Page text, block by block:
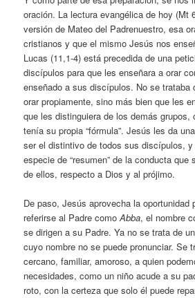
oración. La lectura evangélica de hoy (Mt
versión de Mateo del Padrenuestro, esa
cristianos y que el mismo Jesús nos
Lucas (11,1-4) está precedida de una
discípulos para que les enseñara a orar
enseñado a sus discípulos. No se trataba
orar propiamente, sino más bien que les
que les distinguiera de los demás grupos,
tenía su propia “fórmula”. Jesús les da
ser el distintivo de todos sus discípulos, y
especie de “resumen” de la conducta que
de ellos, respecto a Dios y al prójimo.
De paso, Jesús aprovecha la oportunidad
referirse al Padre comoAbba, el nombre
se dirigen a su Padre. Ya no se trata de
cuyo nombre no se puede pronunciar. Se
cercano, familiar, amoroso, a quien
necesidades, como un niño acude a su
roto, con la certeza que solo él puede